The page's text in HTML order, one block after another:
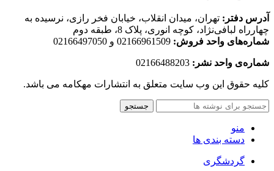
آدرس دفتر: تهران، میدان انقلاب، خیابان فخر رازی، نرسیده به
چهارراه لبافی‌نژاد، کوچه انوری، پلاک 8، طبقه دوم
شماره‌های واحد فروش: 02166961509 و 02166497050
شماره‌‌ی واحد نشر:
کلیه حقوق این وب سایت متعلق به انتشارات مهکامه می باشد.
جستجو
منو
دسته بندی ها
گردشگری